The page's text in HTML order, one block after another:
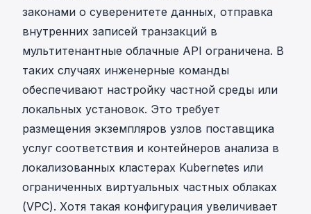
законами о суверенитете данных, отправка
внутренних записей транзакций в
мультитенантные облачные API ограничена. В
таких случаях инженерные команды
обеспечивают настройку частной среды или
локальных установок. Это требует
размещения экземпляров узлов поставщика
услуг соответствия и контейнеров анализа в
локализованных кластерах Kubernetes или
ограниченных виртуальных частных облаках
(VPC). Хотя такая конфигурация увеличивает